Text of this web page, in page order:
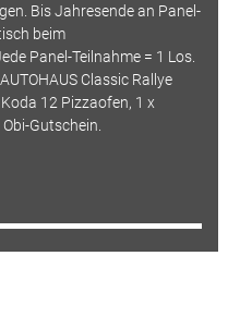
Bis Jahresende an Panel-
beim
Panel-Teilnahme = 1 Los.
Classic Rallye
12 Pizzaofen, 1 x
Gutschein.